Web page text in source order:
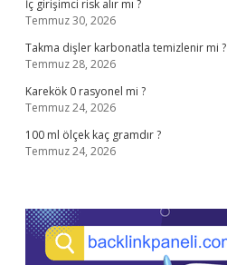
İç girişimci risk alır mı ?
Temmuz 30, 2026
Takma dişler karbonatla temizlenir mi ?
Temmuz 28, 2026
Karekök 0 rasyonel mi ?
Temmuz 24, 2026
100 ml ölçek kaç gramdır ?
Temmuz 24, 2026